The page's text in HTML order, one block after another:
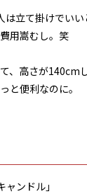
立て掛けでいい
用嵩むし。笑
、高さが140cm
と便利なのに。
ンドル」